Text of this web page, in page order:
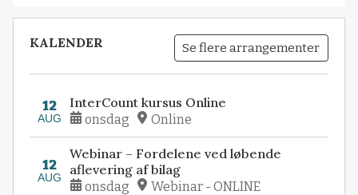
KALENDER Se flere arrangementer
12
AUG
InterCount kursus Online
onsdag Online
12
AUG
Webinar – Fordelene ved løbende
aflevering af bilag
onsdag Webinar - ONLINE